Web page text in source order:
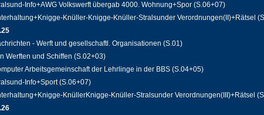
Info+AWG Volkswerft übergab 4000. Wohnung+Spor (S.06+07)
Knüller-Knigge-Knüller-Stralsunder Verordnungen(II)+Rätsel
- Werft und gesellschaftl. Organisationen (S.01)
Werften und Schiffen (S.02+03)
Arbeitsgemeinschaft der Lehrlinge in der BBS (S.04+05)
Info+Sport (S.06+07)
KnüllerKnigge-Knüller-Stralsunder Verordnungen(III)+Rätsel